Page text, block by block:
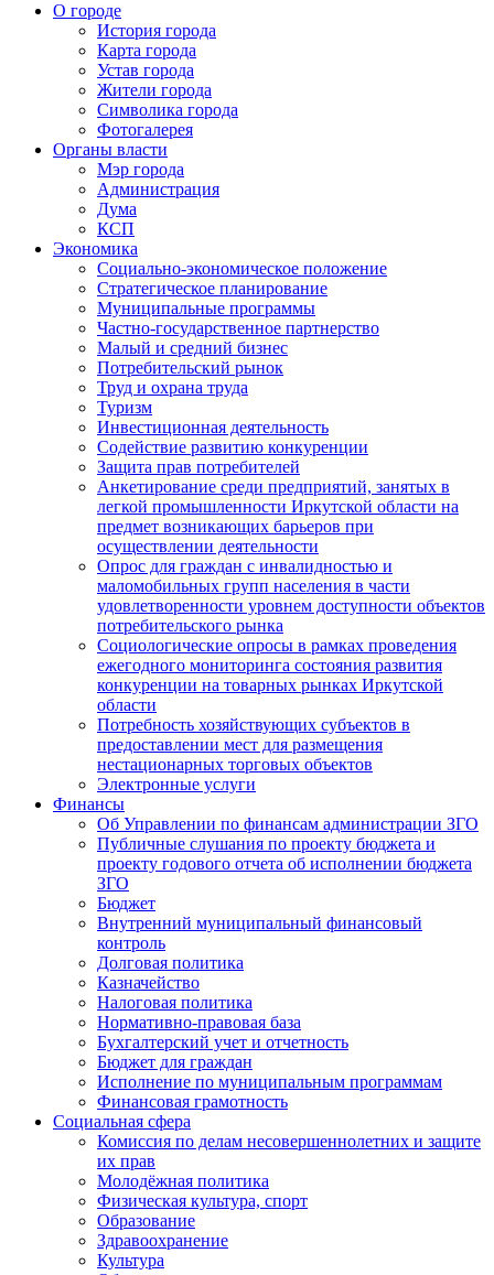
О городе
История города
Карта города
Устав города
Жители города
Символика города
Фотогалерея
Органы власти
Мэр города
Администрация
Дума
КСП
Экономика
Социально-экономическое положение
Стратегическое планирование
Муниципальные программы
Частно-государственное партнерство
Малый и средний бизнес
Потребительский рынок
Труд и охрана труда
Туризм
Инвестиционная деятельность
Содействие развитию конкуренции
Защита прав потребителей
Анкетирование среди предприятий, занятых в
легкой промышленности Иркутской области на
предмет возникающих барьеров при
осуществлении деятельности
Опрос для граждан с инвалидностью и
маломобильных групп населения в части
удовлетворенности уровнем доступности объектов
потребительского рынка
Социологические опросы в рамках проведения
ежегодного мониторинга состояния развития
конкуренции на товарных рынках Иркутской
области
Потребность хозяйствующих субъектов в
предоставлении мест для размещения
нестационарных торговых объектов
Электронные услуги
Финансы
Об Управлении по финансам администрации ЗГО
Публичные слушания по проекту бюджета и
проекту годового отчета об исполнении бюджета
ЗГО
Бюджет
Внутренний муниципальный финансовый
контроль
Долговая политика
Казначейство
Налоговая политика
Нормативно-правовая база
Бухгалтерский учет и отчетность
Бюджет для граждан
Исполнение по муниципальным программам
Финансовая грамотность
Социальная сфера
Комиссия по делам несовершеннолетних и защите
их прав
Молодёжная политика
Физическая культура, спорт
Образование
Здравоохранение
Культура